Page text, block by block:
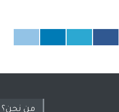
من نحن؟